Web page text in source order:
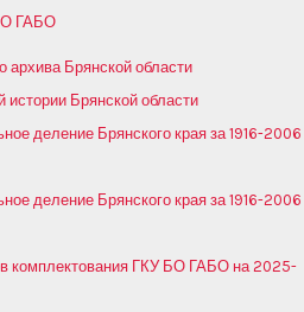
ГАБО
архива Брянской области
Брянской области
деление Брянского края за 1916-2006
деление Брянского края за 1916-2006
комплектования ГКУ БО ГАБО на 2025-